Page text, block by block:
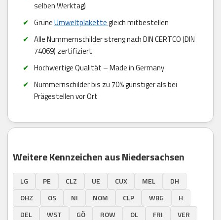
selben Werktag)
GrüneUmweltplakettegleich mitbestellen
Alle Nummernschilder streng nach DIN CERTCO (DIN
74069) zertifiziert
Hochwertige Qualität – Made in Germany
Nummernschilder bis zu 70% günstiger als bei
Prägestellen vor Ort
Weitere Kennzeichen aus Niedersachsen
LG PE CLZ UE CUX MEL
DH
OHZ
OS NI NOM CLP WBG
H
DEL
WST GÖ ROW OL FRI
VER